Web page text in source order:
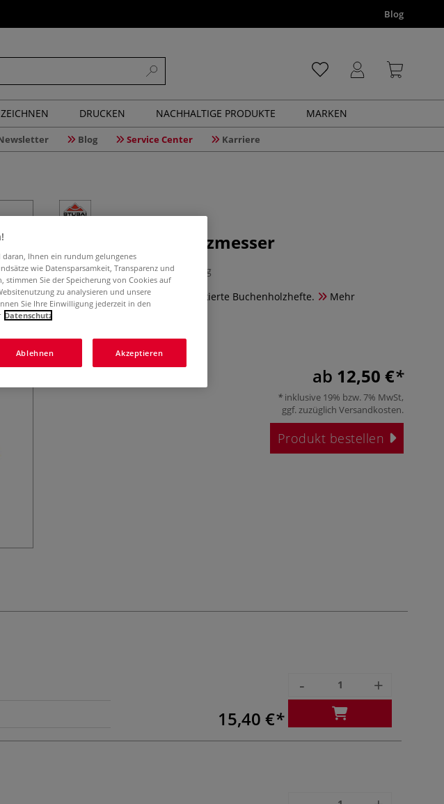
Blog
ZEICHNEN DRUCKEN NACHHALTIGE PRODUKTE MARKEN
Blog Service Center Karriere
STUBAI Kerbschnitzmesser
1 Bewertung
Vorgeschliffen, Carbon-Stahl, lackierte Buchenholzhefte.
Mehr
ab 12,50 €
inklusive 19% bzw. 7% MwSt,
ggf. zuzüglich Versandkosten.
Produkt bestellen
15,40 €
- +
Ihnen ein rundum gelungenes
wie Datensparsamkeit, Transparenz und
stimmen Sie der Speicherung von Cookies auf
zu analysieren und unsere
Sie Ihre Einwilligung jederzeit in den
Datenschutz
Ablehnen Akzeptieren